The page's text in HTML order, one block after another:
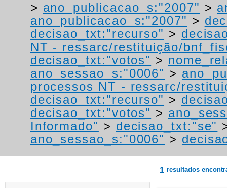
> ano_publicacao_s:"2007" >
ano_publicacao_s:"2007" >
decisao_txt:"recurso" >
NT - ressarc/restituição/
decisao_txt:"votos" >
ano_sessao_s:"0006" >
processos NT - ressarc/
decisao_txt:"recurso" >
decisao_txt:"votos" >
Informado" > decisao_txt:"se"
ano_sessao_s:"0006" >
1 resultados